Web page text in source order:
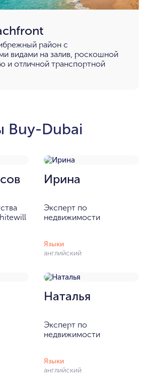
район с
видами на залив, роскошной
и отличной транспортной
Buy-Dubai
Ирина
Эксперт по
недвижимости
Языки
английский
Наталья
Эксперт по
недвижимости
Языки
английский